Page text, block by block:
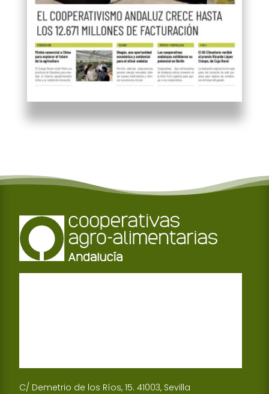
C/ Demetrio de los Ríos, 15. 41003, Sevilla